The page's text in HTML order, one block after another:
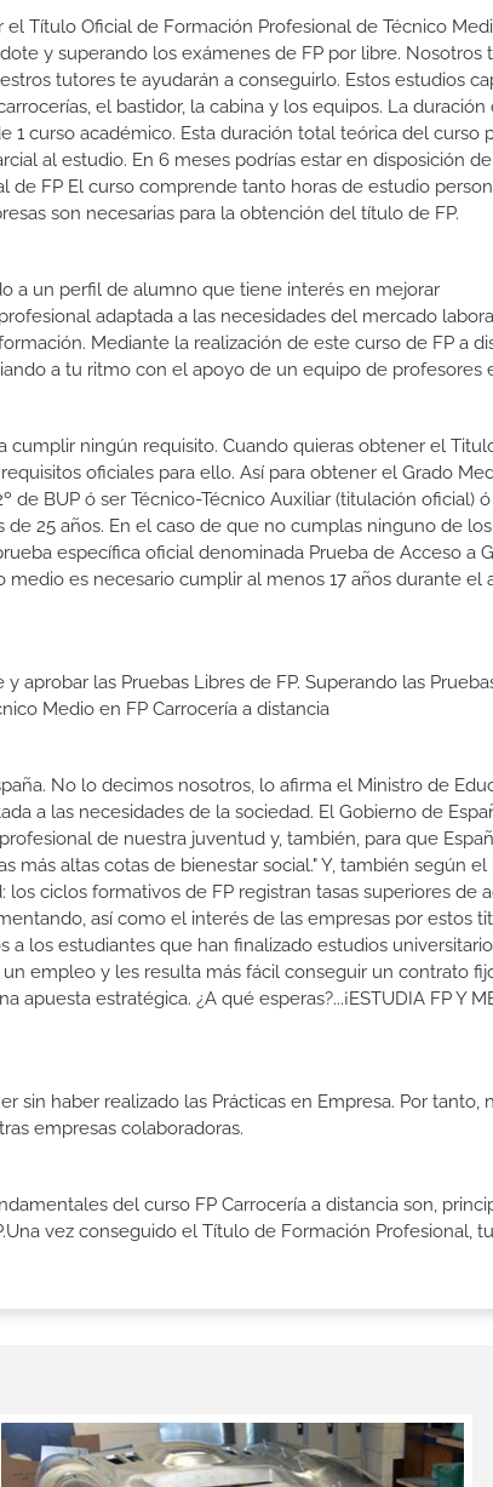
Título Oficial de Formación Profesional de Técnico
y superando los exámenes de FP por libre. Nosotros
tutores te ayudarán a conseguirlo. Estos estudios
el bastidor, la cabina y los equipos. La duración
1 curso académico. Esta duración total teórica del curso
al estudio. En 6 meses podrías estar en disposición de
FP El curso comprende tanto horas de estudio
son necesarias para la obtención del título de FP.
a un perfil de alumno que tiene interés en mejorar
adaptada a las necesidades del mercado
Mediante la realización de este curso de FP a
a tu ritmo con el apoyo de un equipo de profesores
cumplir ningún requisito. Cuando quieras obtener el
oficiales para ello. Así para obtener el Grado
de BUP ó ser Técnico-Técnico Auxiliar (titulación oficial)
25 años. En el caso de que no cumplas ninguno de
específica oficial denominada Prueba de Acceso a
es necesario cumplir al menos 17 años durante el
aprobar las Pruebas Libres de FP. Superando las
Medio en FP Carrocería a distancia
No lo decimos nosotros, lo afirma el Ministro de
a las necesidades de la sociedad. El Gobierno de
de nuestra juventud y, también, para que
altas cotas de bienestar social." Y, también según el
ciclos formativos de FP registran tasas superiores de
así como el interés de las empresas por estos
los estudiantes que han finalizado estudios
empleo y les resulta más fácil conseguir un contrato
estratégica. ¿A qué esperas?...¡ESTUDIA FP Y
sin haber realizado las Prácticas en Empresa. Por tanto,
empresas colaboradoras.
del curso FP Carrocería a distancia son,
vez conseguido el Título de Formación Profesional,